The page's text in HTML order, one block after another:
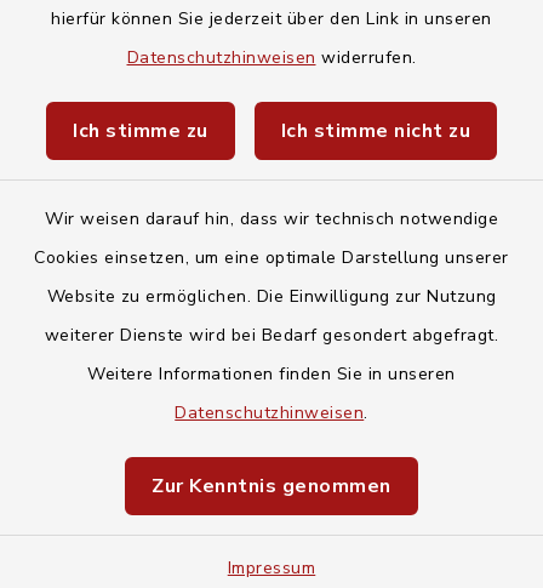
hierfür können Sie jederzeit über den Link in unseren
Datenschutzhinweisen widerrufen.
Ich stimme zu Ich stimme nicht zu
Wir weisen darauf hin, dass wir technisch notwendige
Cookies einsetzen, um eine optimale Darstellung unserer
Website zu ermöglichen. Die Einwilligung zur Nutzung
weiterer Dienste wird bei Bedarf gesondert abgefragt.
Weitere Informationen finden Sie in unseren
Datenschutzhinweisen.
Zur Kenntnis genommen
Impressum
Baby- und Kindersitterdienst
Unwetterwarnungen des Deutschen
Wetterdiensts
Barrierefreiheit
Impressum
Sitemap